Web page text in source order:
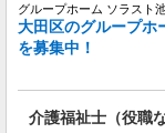
介護付有料老人ホー
グループホーム ソラスト
大田区のグループホ
を募集中！
介護福祉士（役職な